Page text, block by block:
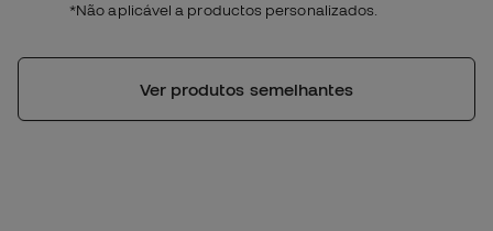
*Não aplicável a productos personalizados.
Ver produtos semelhantes